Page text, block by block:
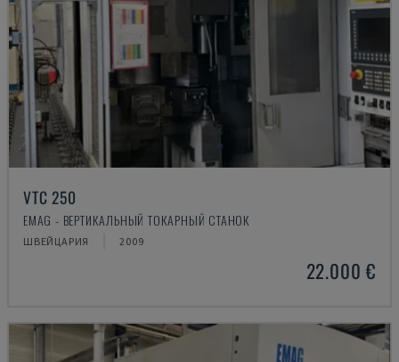
VTC 250
EMAG - ВЕРТИКАЛЬНЫЙ ТОКАРНЫЙ СТАНОК
ШВЕЙЦАРИЯ 2009
22.000 €